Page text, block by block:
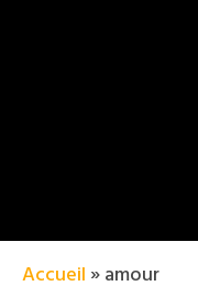
Accueil »amour